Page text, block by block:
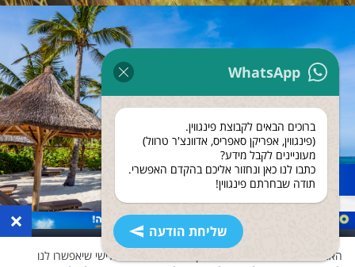
WhatsApp
ברוכים הבאים לקבוצת פינגווין.
(פינגווין, אפריקן סאפריס, אדוונצ'ר טרוול)
מעוניינים לקבל מידע?
כתבו לנו כאן ונחזור אליכם בהקדם האפשרי.
תודה שבחרתם פינגווין!
שליחת הודעה
נופש בזנזיבר
×
האתר שלנו משתמש בעוגיות ואוסף נתונים גם לצד שלישי שיאפשרו לנו